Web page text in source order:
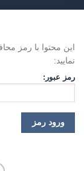
این محتوا با رمز
نمایید:
رمز عبور: